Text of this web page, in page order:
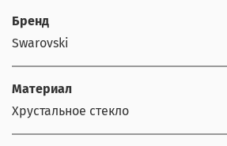
Бренд
Swarovski
Материал
Хрустальное стекло